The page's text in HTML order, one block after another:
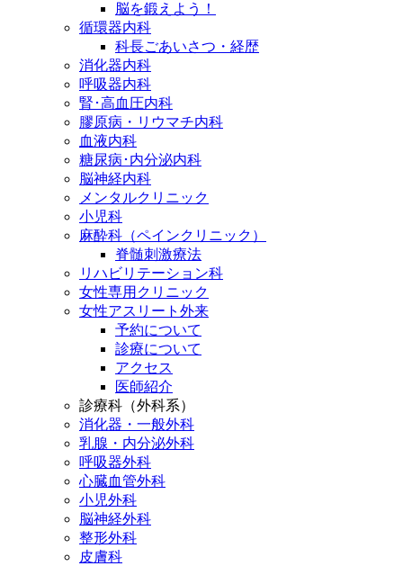
脳を鍛えよう！
循環器内科
科長ごあいさつ・経歴
消化器内科
呼吸器内科
腎･高血圧内科
膠原病・リウマチ内科
血液内科
糖尿病･内分泌内科
脳神経内科
メンタルクリニック
小児科
麻酔科（ペインクリニック）
脊髄刺激療法
リハビリテーション科
女性専用クリニック
女性アスリート外来
予約について
診療について
アクセス
医師紹介
診療科（外科系）
消化器・一般外科
乳腺・内分泌外科
呼吸器外科
心臓血管外科
小児外科
脳神経外科
整形外科
皮膚科